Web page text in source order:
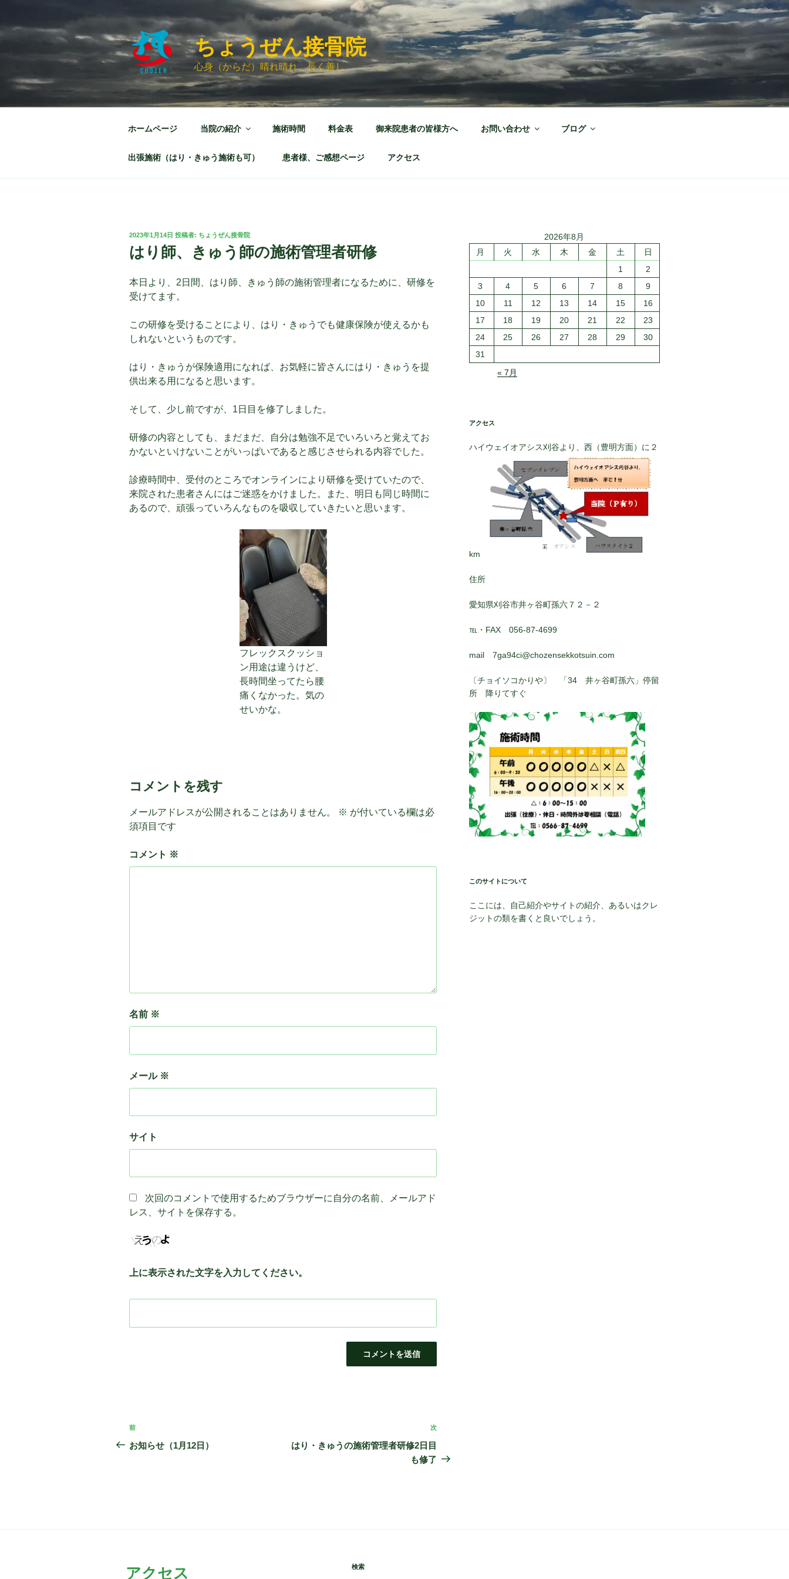
キ
ちょうぜん接骨院
心身（からだ）晴れ晴れ、長く善し
ホームページ 当院の紹介 施術時間 料金表 御来院患者の皆様方へ お問い合わせ ブログ
出張施術（はり・きゅう施術も可） 患者様、ご感想ページ アクセス
投
日:
2023年1月14日 投稿者: ちょうぜん接骨院
はり師、きゅう師の施術管理者研修
本日より、2日間、はり師、きゅう師の施術管理者になるために、研修を
受けてます。
この研修を受けることにより、はり・きゅうでも健康保険が使えるかも
しれないというものです。
はり・きゅうが保険適用になれば、お気軽に皆さんにはり・きゅうを提
供出来る用になると思います。
そして、少し前ですが、1日目を修了しました。
研修の内容としても、まだまだ、自分は勉強不足でいろいろと覚えてお
かないといけないことがいっぱいであると感じさせられる内容でした。
診療時間中、受付のところでオンラインにより研修を受けていたので、
来院された患者さんにはご迷惑をかけました。また、明日も同じ時間に
あるので、頑張っていろんなものを吸収していきたいと思います。
フレックスクッショ
ン用途は違うけど、
長時間坐ってたら腰
痛くなかった。気の
せいかな。
コメントを残す
メールアドレスが公開されることはありません。 ※ が付いている欄は必
須項目です
コメント ※
名前 ※
メール ※
サイト
次回のコメントで使用するためブラウザーに自分の名前、メールアド
レス、サイトを保存する。
上に表示された文字を入力してください。
投
稿
ー
ョ
前
の
前
お知らせ（1月12日）
次
投
次
はり・きゅうの施術管理者研修2日目
も修了
2026年8月
月
火 水 木 金 土
日
1
2
3
4 5 6 7 8
9
10
11 12 13 14 15
16
17
18 19 20 21 22
23
24
25 26 27 28 29
30
31
« 7月
アクセス
ハイウェイオアシス刈谷より、西（豊明方面）に２
km
住所
愛知県刈谷市井ヶ谷町孫六７２－２
℡・FAX 056-87-4699
mail 7ga94ci@chozensekkotsuin.com
〔チョイソコかりや〕 「34 井ヶ谷町孫六」停留
所 降りてすぐ
このサイトについて
ここには、自己紹介やサイトの紹介、あるいはクレ
ジットの類を書くと良いでしょう。
アクセス 検索